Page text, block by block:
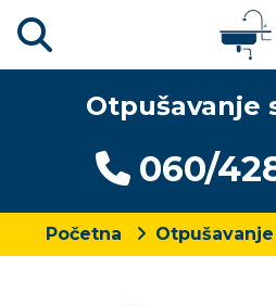
Otpušavanje
060/
Početna